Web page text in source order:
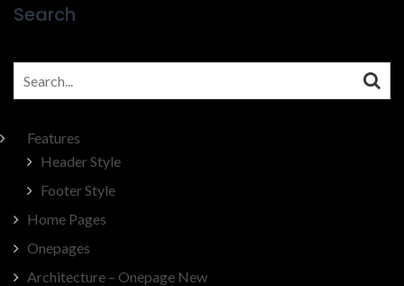
Search
for:
Features
Header Style
Footer Style
Home Pages
Onepages
Architecture – Onepage New